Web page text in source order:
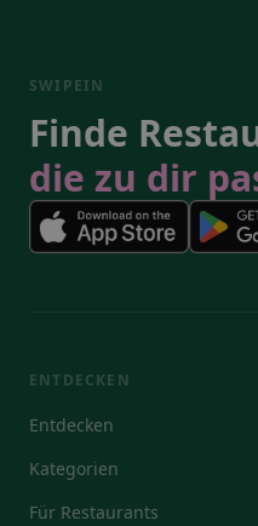
SWIPEIN
Finde
die zu dir
ENTDECKEN
Entdecken
Kategorien
Für Restaurants